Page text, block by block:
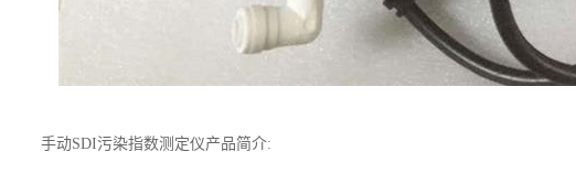
手动SDI污染指数测定仪产品简介: